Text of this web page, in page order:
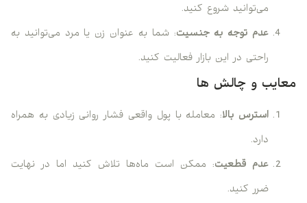
می‌توانید شروع کنید.
عدم توجه به جنسیت: شما به عنوان زن یا مرد می‌توانید به
راحتی در این بازار فعالیت کنید.
معایب و چالش ها
استرس بالا: معامله با پول واقعی فشار روانی زیادی به همراه
دارد.
عدم قطعیت: ممکن است ماه‌ها تلاش کنید اما در نهایت
ضرر کنید.